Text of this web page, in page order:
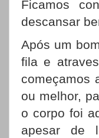
Ficamos
descansar
Após um
fila e
começamos
ou melhor,
o corpo foi
apesar de